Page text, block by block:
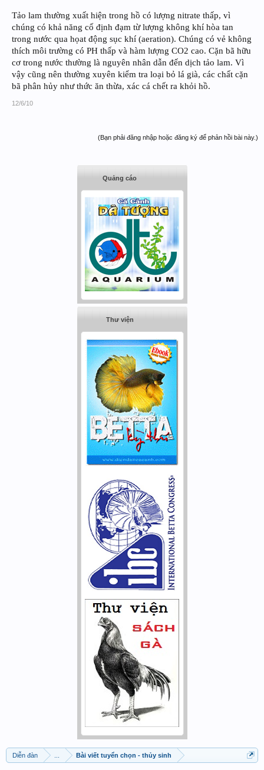
Tảo lam thường xuất hiện trong hồ có lượng nitrate thấp, vì
chúng có khả năng cố định đạm từ lượng không khí hòa tan
trong nước qua họat động sục khí (aeration). Chúng có vẻ không
thích môi trường có PH thấp và hàm lượng CO2 cao. Cặn bã hữu
cơ trong nước thường là nguyên nhân dẫn đến dịch tảo lam. Vì
vậy cũng nên thường xuyên kiểm tra loại bỏ lá già, các chất cặn
bã phân hủy như thức ăn thừa, xác cá chết ra khỏi hồ.
12/6/10
(Bạn phải đăng nhập hoặc đăng ký để phản hồi bài này.)
Quảng cáo
Thư viện
Diễn đàn Bài viết tuyển chọn - thủy sinh